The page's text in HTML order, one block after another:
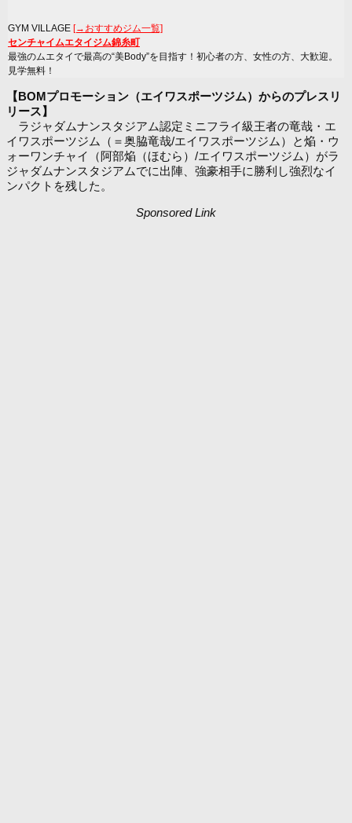
GYM VILLAGE [→おすすめジム一覧]
センチャイムエタイジム錦糸町
最強のムエタイで最高の“美Body”を目指す！初心者の方、女性の方、大歓迎。
見学無料！
【BOMプロモーション（エイワスポーツジム）からのプレスリ
リース】
ラジャダムナンスタジアム認定ミニフライ級王者の竜哉・エ
イワスポーツジム（＝奥脇竜哉/エイワスポーツジム）と焔・ウ
ォーワンチャイ（阿部焔（ほむら）/エイワスポーツジム）がラ
ジャダムナンスタジアムでに出陣、強豪相手に勝利し強烈なイ
ンパクトを残した。
Sponsored Link